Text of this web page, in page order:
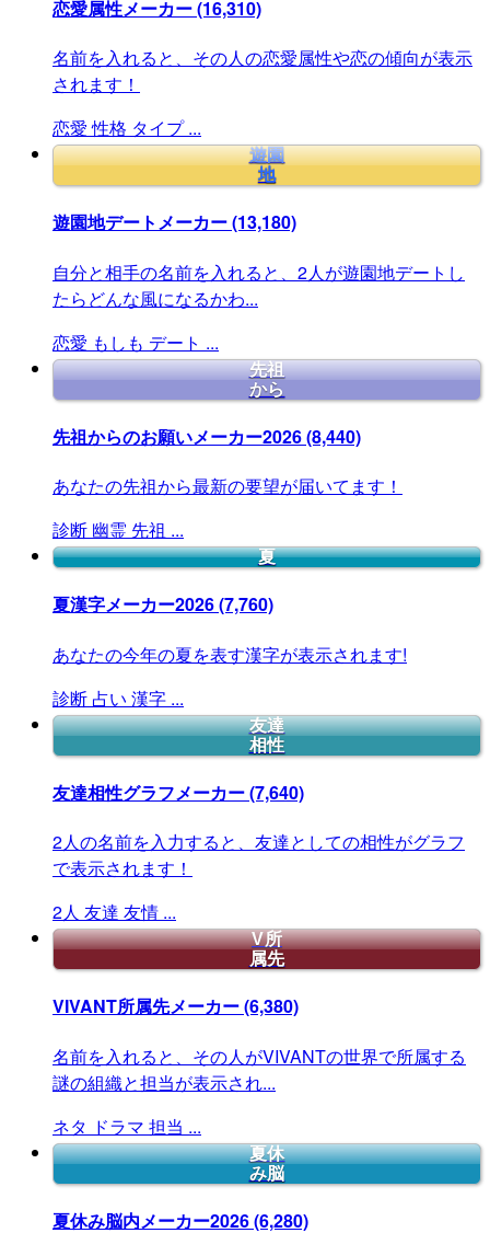
恋愛属性メーカー(16,310)
名前を入れると、その人の恋愛属性や恋の傾向が表示
されます！
恋愛 性格 タイプ ...
遊園
地
遊園地デートメーカー(13,180)
自分と相手の名前を入れると、2人が遊園地デートし
たらどんな風になるかわ...
恋愛 もしも デート ...
先祖
から
先祖からのお願いメーカー2026(8,440)
あなたの先祖から最新の要望が届いてます！
診断 幽霊 先祖 ...
夏
夏漢字メーカー2026(7,760)
あなたの今年の夏を表す漢字が表示されます!
診断 占い 漢字 ...
友達
相性
友達相性グラフメーカー(7,640)
2人の名前を入力すると、友達としての相性がグラフ
で表示されます！
2人 友達 友情 ...
V所
属先
VIVANT所属先メーカー(6,380)
名前を入れると、その人がVIVANTの世界で所属する
謎の組織と担当が表示され...
ネタ ドラマ 担当 ...
夏休
み脳
夏休み脳内メーカー2026(6,280)